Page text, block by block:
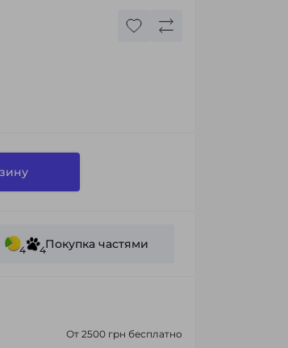
4 4Покупка частями
От 2500 грн бесплатно